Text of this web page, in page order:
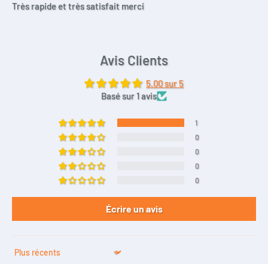
Très rapide et très satisfait merci
Avis Clients
5.00 sur 5
Basé sur 1 avis
1
0
0
0
0
Écrire un avis
Sort by